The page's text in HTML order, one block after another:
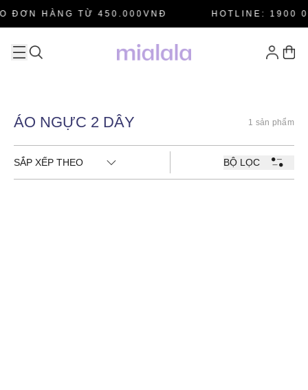
ĐƠN HÀNG TỪ 450.000VNĐ HOTLINE: 1900
ÁO NGỰC 2 DÂY 1 sản phẩm
SẮP XẾP THEO BỘ LỌC